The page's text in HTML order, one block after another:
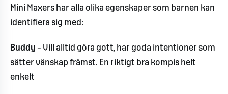
Mini Maxers har alla olika egenskaper som barnen kan
identifiera sig med:
Buddy – Vill alltid göra gott, har goda intentioner som
sätter vänskap främst. En riktigt bra kompis helt
enkelt